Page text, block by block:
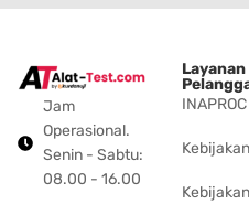
Jam
Operasional.
Senin - Sabtu:
08.00 - 16.00
Layanan
INAPROC